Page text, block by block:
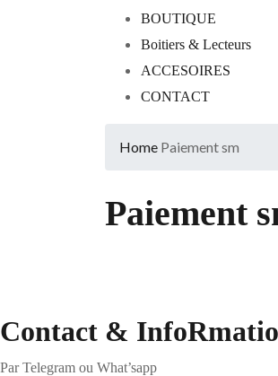
BOUTIQUE
Boitiers & Lecteurs
ACCESOIRES
CONTACT
Home Paiement sm
Paiement
Contact &
Par Telegram ou What’sapp